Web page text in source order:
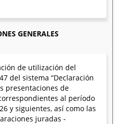
GENERALES
de utilización del
del sistema “Declaración
presentaciones de
al período
y siguientes, así como las
juradas -